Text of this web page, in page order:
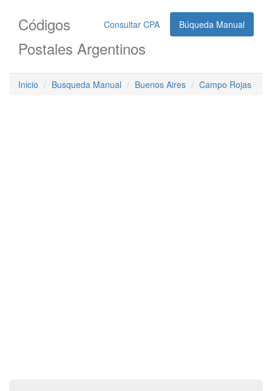
Consultar CPA Búqueda Manual
Códigos
Postales Argentinos
Inicio Busqueda Manual Buenos Aires Campo Rojas